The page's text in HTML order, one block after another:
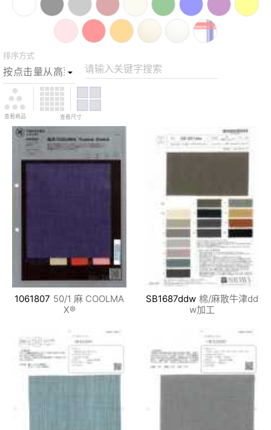
排序方式
请输入关键字搜索
查看商品 查看尺寸
1061807 50/1 麻 COOLMA
X®
SB1687ddw 棉/麻散牛津dd
w加工